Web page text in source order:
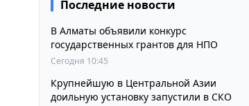
Последние новости
В Алматы объявили конкурс
государственных грантов для НПО
Сегодня 10:45
Крупнейшую в Центральной Азии
доильную установку запустили в СКО